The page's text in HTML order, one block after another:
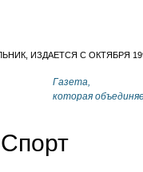
Газета,
которая
Спорт